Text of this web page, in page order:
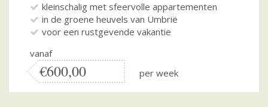
kleinschalig met sfeervolle appartementen
in de groene heuvels van Umbrië
voor een rustgevende vakantie
vanaf
€600,00 per week